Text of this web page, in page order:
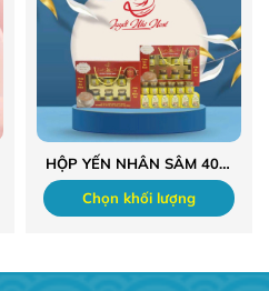
HỘP YẾN NHÂN SÂM 40%
SỢI YẾN
Chọn khối lượng